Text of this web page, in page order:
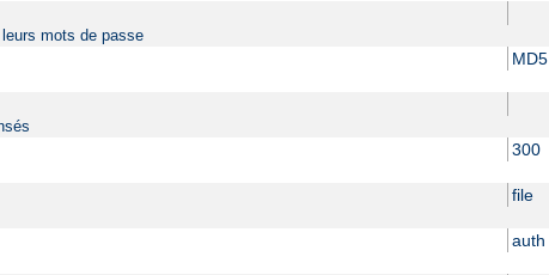
mots de passe
MD5
300
file
auth